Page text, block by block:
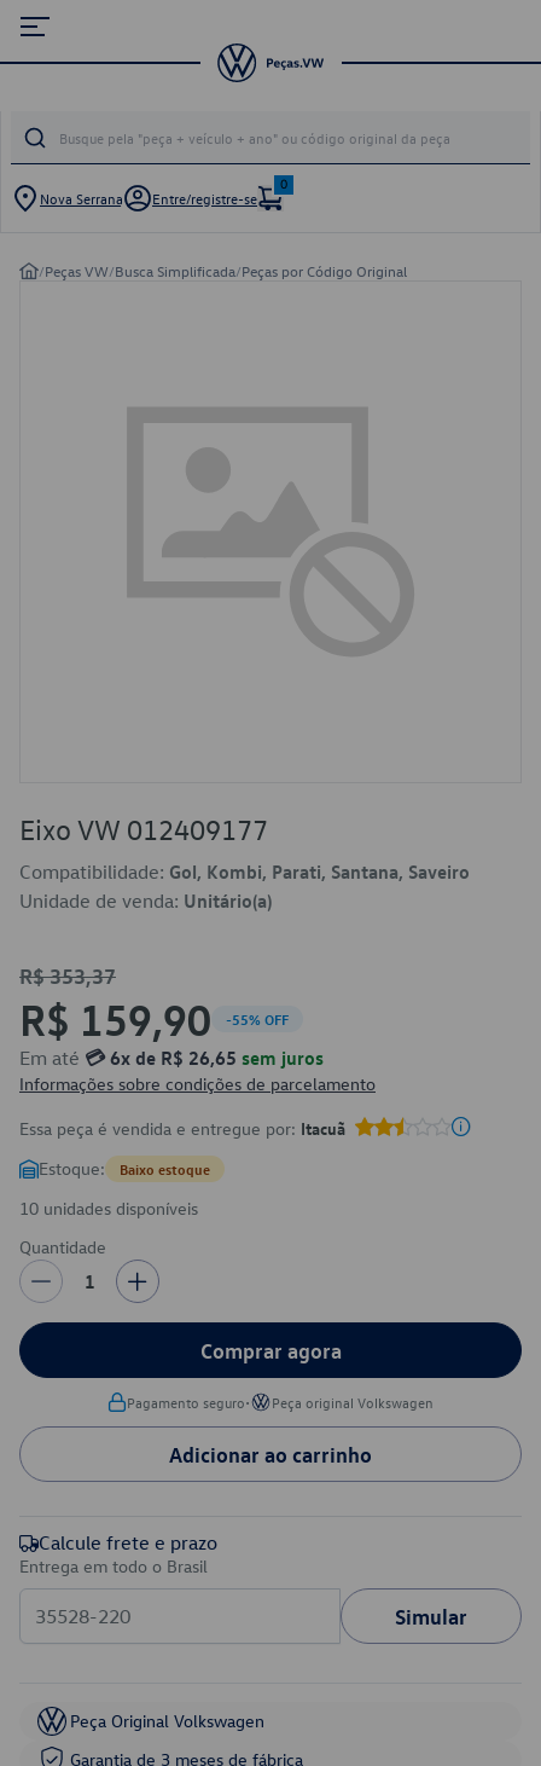
Nova Serrana Entre/registre-se
0
/Peças VW/Busca Simplificada/Peças por Código Original
Eixo VW 012409177
Compatibilidade: Gol, Kombi, Parati, Santana, Saveiro
Unidade de venda: Unitário(a)
R$ 353,37
R$ 159,90 -55% OFF
Em até 💳 6x de R$ 26,65 sem juros
Informações sobre condições de parcelamento
Essa peça é vendida e entregue por: Itacuã
Estoque: Baixo estoque
10 unidades disponíveis
Quantidade
1
Comprar agora
Pagamento seguro• Peça original Volkswagen
Adicionar ao carrinho
Calcule frete e prazo
Entrega em todo o Brasil
Simular
Peça Original Volkswagen
Garantia de 3 meses de fábrica